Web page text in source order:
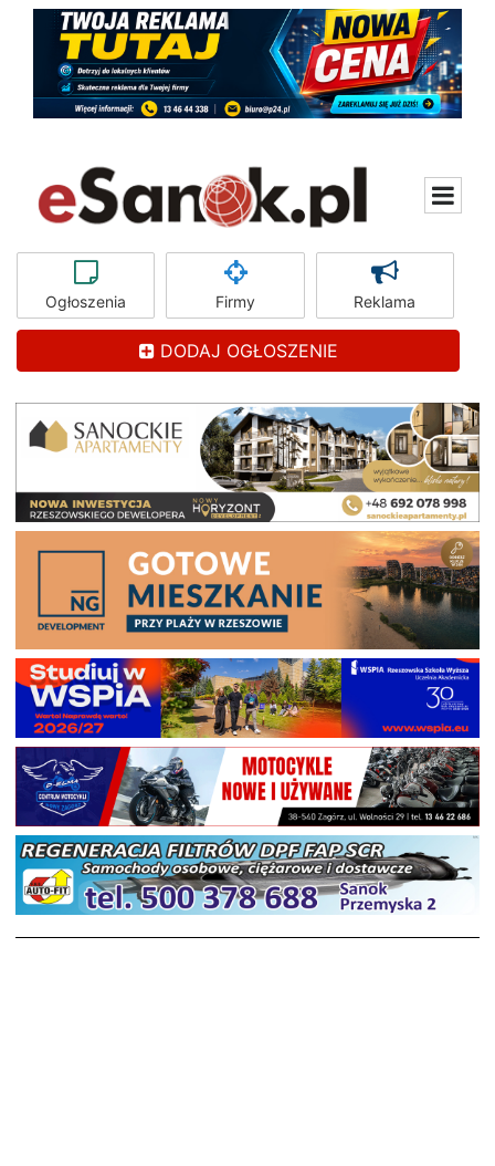
Ogłoszenia Firmy Reklama
DODAJ OGŁOSZENIE